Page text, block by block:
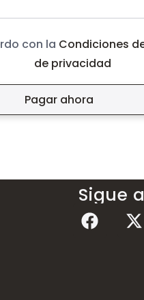
con la Condiciones
de privacidad
Pagar ahora
Sigue